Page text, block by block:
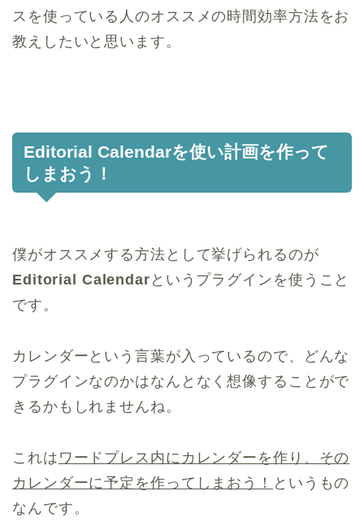
スを使っている人のオススメの時間効率方法をお
教えしたいと思います。
Editorial Calendarを使い計画を作って
しまおう！
僕がオススメする方法として挙げられるのが
Editorial Calendar というプラグインを使うこと
です。
カレンダーという言葉が入っているので、どんな
プラグインなのかはなんとなく想像することがで
きるかもしれませんね。
これは ワードプレス内にカレンダーを作り、その
カレンダーに予定を作ってしまおう！ というもの
なんです。